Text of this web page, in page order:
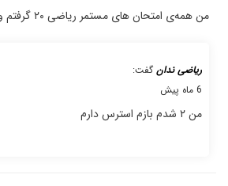
من همه‌ی امتحان های مستمر ریاضی ۲۰ گرفتم ولی استرس اینو دارم
ریاضی ندان گفت:
6 ماه پیش
من ۲ شدم بازم استرس دارم